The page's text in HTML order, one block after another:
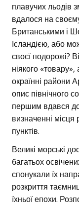
плавучих льодів
вдалося на
Британськими і
Ісландією, або
своєї подорожі?
ніякого «товару»,
окраїнні райони
опис північного
першим вдався до
визначенні
пунктів.
Великі морські
багатьох
спонукали їх
розкриття
їхньої епохи.